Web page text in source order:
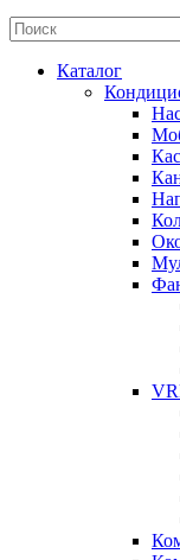
Каталог